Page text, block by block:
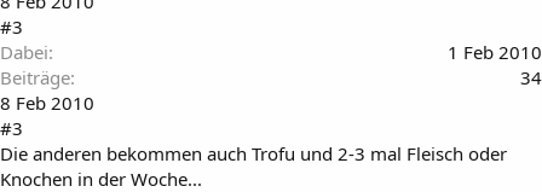
#3
Dabei
1 Feb 2010
Beiträge
34
8 Feb 2010
#3
Die anderen bekommen auch Trofu und 2-3 mal Fleisch oder
Knochen in der Woche...